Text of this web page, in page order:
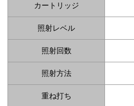
カートリッジ
照射レベル
照射回数
照射方法
重ね打ち